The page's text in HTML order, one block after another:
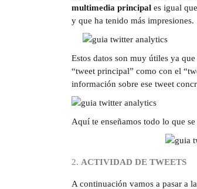
multimedia principal es igual
y que ha tenido más impresiones.
Estos datos son muy útiles ya
“tweet principal” como con el
información sobre ese tweet
Aquí te enseñamos todo lo que
ACTIVIDAD DE TWEETS
A continuación vamos a pasar a la